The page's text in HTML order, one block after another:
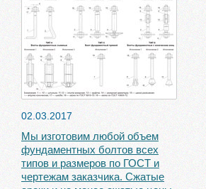
02.03.2017
Мы изготовим любой объем
фундаментных болтов всех
типов и размеров по ГОСТ и
чертежам заказчика. Сжатые